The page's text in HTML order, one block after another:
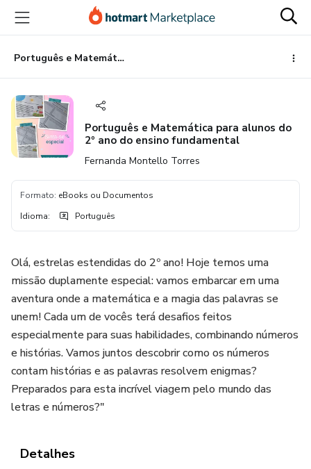
para
conteúdo
principal
para
pagamento
para
rodapé
Português e Matemática para alunos do 2º ano do ensino fundamental
Português e Matemática para alunos do
2º ano do ensino fundamental
Fernanda Montello Torres
Formato: eBooks ou Documentos
Idioma: Português
Olá, estrelas estendidas do 2º ano! Hoje temos uma
missão duplamente especial: vamos embarcar em uma
aventura onde a matemática e a magia das palavras se
unem! Cada um de vocês terá desafios feitos
especialmente para suas habilidades, combinando números
e histórias. Vamos juntos descobrir como os números
contam histórias e as palavras resolvem enigmas?
Preparados para esta incrível viagem pelo mundo das
letras e números?"
Detalhes